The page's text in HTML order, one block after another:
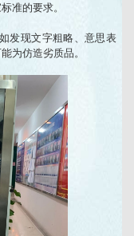
准的要求。
发现文字粗略、意思表
为仿造劣质品。